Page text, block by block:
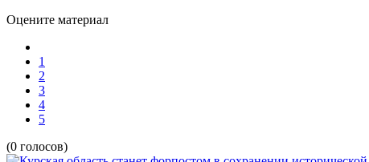
Оцените материал
1
2
3
4
5
(0 голосов)